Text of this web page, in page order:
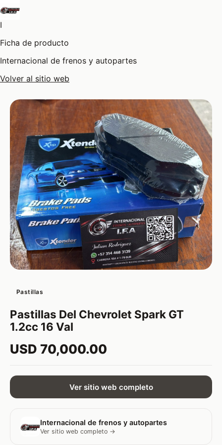
I
Ficha de producto
Internacional de frenos y autopartes
Volver al sitio web
Pastillas
Pastillas Del Chevrolet Spark GT
1.2cc 16 Val
USD 70,000.00
Ver sitio web completo
Internacional de frenos y autopartes
Ver sitio web completo →